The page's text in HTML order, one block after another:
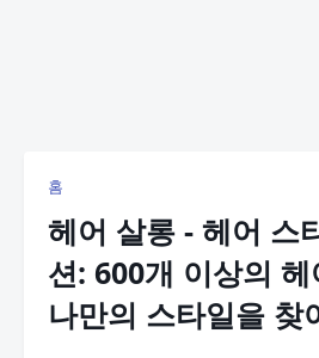
홈
헤어 살롱 - 헤어 스
션: 600개 이상의
나만의 스타일을 찾